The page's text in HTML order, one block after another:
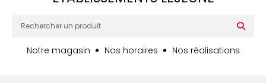
Notre magasin Nos horaires Nos réalisations